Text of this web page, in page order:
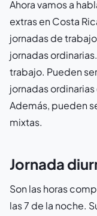
Ahora vamos a
extras en Costa
jornadas de
jornadas
trabajo. Pueden
jornadas
Además, pueden
mixtas.
Jornada
Son las horas
las 7 de la noche.